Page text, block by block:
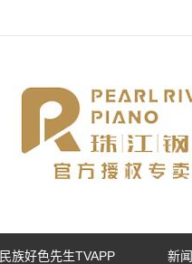
民族好色先生TVAPP 新